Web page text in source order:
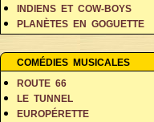
INDIENS ET COW-BOYS
PLANÈTES EN GOGUETTE
RÊVES ET FANTAISIE
COMÉDIES MUSICALES
ROUTE 66
LE TUNNEL
EUROPÉRETTE